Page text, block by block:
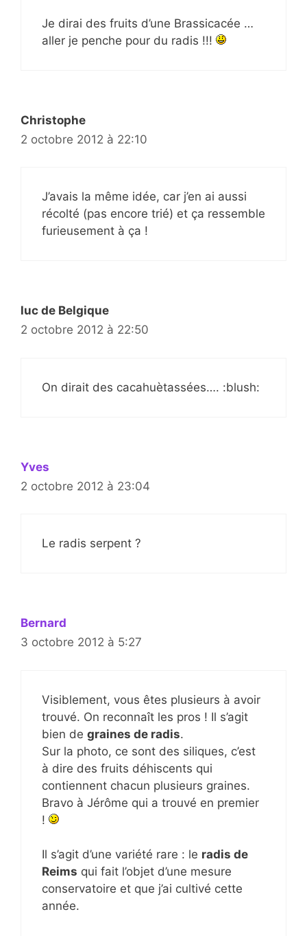
Je dirai des fruits d’une Brassicacée …
aller je penche pour du radis !!!
Christophe
2 octobre 2012 à 22:10
J’avais la même idée, car j’en ai aussi
récolté (pas encore trié) et ça ressemble
furieusement à ça !
luc de Belgique
2 octobre 2012 à 22:50
On dirait des cacahuètassées…. :blush:
Yves
2 octobre 2012 à 23:04
Le radis serpent ?
Bernard
3 octobre 2012 à 5:27
Visiblement, vous êtes plusieurs à avoir
trouvé. On reconnaît les pros ! Il s’agit
bien de graines de radis.
Sur la photo, ce sont des siliques, c’est
à dire des fruits déhiscents qui
contiennent chacun plusieurs graines.
Bravo à Jérôme qui a trouvé en premier
!
Il s’agit d’une variété rare : le radis de
Reims qui fait l’objet d’une mesure
conservatoire et que j’ai cultivé cette
année.